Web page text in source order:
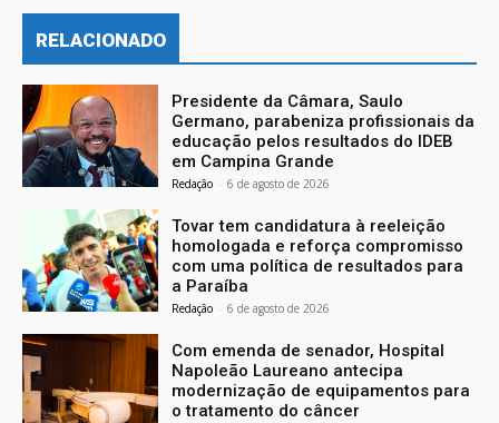
RELACIONADO
Presidente da Câmara, Saulo
Germano, parabeniza profissionais da
educação pelos resultados do IDEB
em Campina Grande
Redação - 6 de agosto de 2026
Tovar tem candidatura à reeleição
homologada e reforça compromisso
com uma política de resultados para
a Paraíba
Redação - 6 de agosto de 2026
Com emenda de senador, Hospital
Napoleão Laureano antecipa
modernização de equipamentos para
o tratamento do câncer